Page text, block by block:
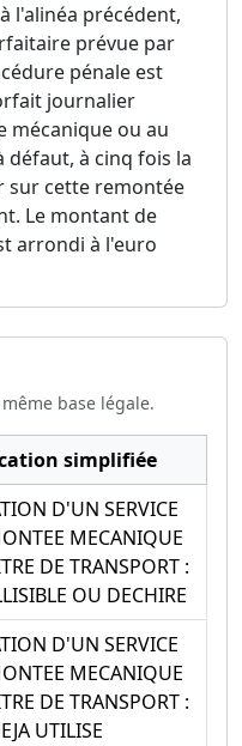
l'alinéa précédent,
prévue par
pénale est
journalier
mécanique ou au
à cinq fois la
sur cette remontée
Le montant de
arrondi à l'euro
base légale.
simplifiée
D'UN SERVICE
MECANIQUE
DE TRANSPORT :
OU DECHIRE
D'UN SERVICE
MECANIQUE
DE TRANSPORT :
UTILISE